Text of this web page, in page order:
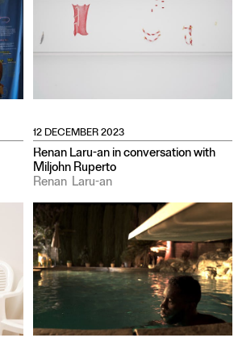
12 DECEMBER 2023
Renan Laru-an in conversation with
Miljohn Ruperto
Renan Laru-an